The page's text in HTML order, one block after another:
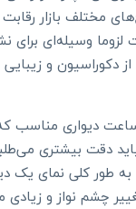
مختلف بازار
وسیله‌ای برای
دکوراسیون و
ساعت دیواری مناسب
دقت بیشتری
طور کلی نمای یک
چشم نواز و زیادی